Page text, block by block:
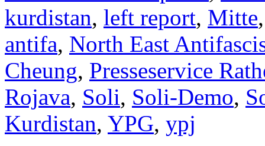
kurdistan, left report, Mitte
antifa, North East
Cheung, Presseservice
Rojava, Soli, Soli-Demo,
Kurdistan, YPG, ypj